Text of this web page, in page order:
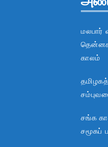
மலபார்
காலம்
சங்க
சமூகப்